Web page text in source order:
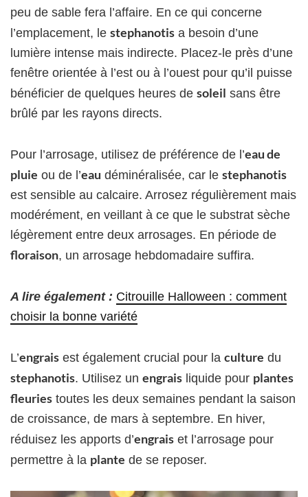
peu de sable fera l’affaire. En ce qui concerne
l’emplacement, le stephanotis a besoin d’une
lumière intense mais indirecte. Placez-le près d’une
fenêtre orientée à l’est ou à l’ouest pour qu’il puisse
bénéficier de quelques heures de soleil sans être
brûlé par les rayons directs.
Pour l’arrosage, utilisez de préférence de l’eau de
pluie ou de l’eau déminéralisée, car le stephanotis
est sensible au calcaire. Arrosez régulièrement mais
modérément, en veillant à ce que le substrat sèche
légèrement entre deux arrosages. En période de
floraison, un arrosage hebdomadaire suffira.
A lire également : Citrouille Halloween : comment
choisir la bonne variété
L’engrais est également crucial pour la culture du
stephanotis. Utilisez un engrais liquide pour plantes
fleuries toutes les deux semaines pendant la saison
de croissance, de mars à septembre. En hiver,
réduisez les apports d’engrais et l’arrosage pour
permettre à la plante de se reposer.